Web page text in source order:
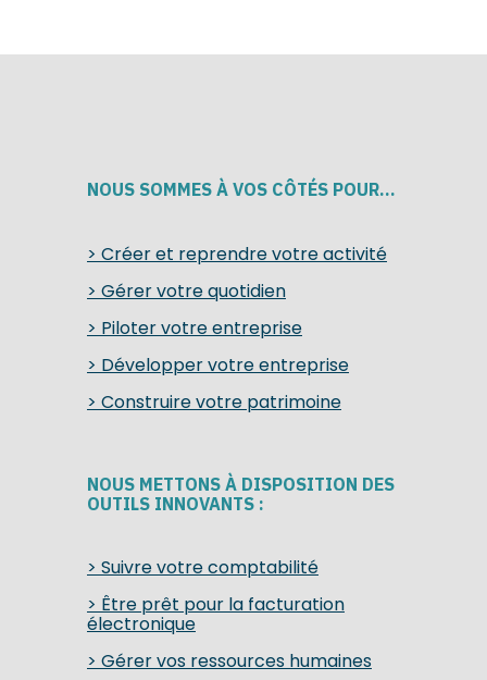
NOUS SOMMES À VOS CÔTÉS POUR…
> Créer et reprendre votre activité
> Gérer votre quotidien
> Piloter votre entreprise
> Développer votre entreprise
> Construire votre patrimoine
NOUS METTONS À DISPOSITION DES
OUTILS INNOVANTS :
> Suivre votre comptabilité
> Être prêt pour la facturation
électronique
> Gérer vos ressources humaines